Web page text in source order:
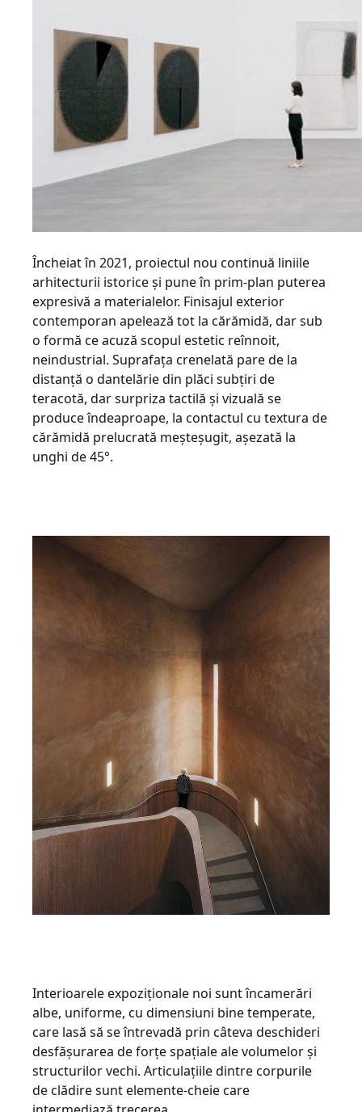
Încheiat în 2021, proiectul nou continuă liniile
arhitecturii istorice și pune în prim-plan puterea
expresivă a materialelor. Finisajul exterior
contemporan apelează tot la cărămidă, dar sub
o formă ce acuză scopul estetic reînnoit,
neindustrial. Suprafața crenelată pare de la
distanță o dantelărie din plăci subțiri de
teracotă, dar surpriza tactilă și vizuală se
produce îndeaproape, la contactul cu textura de
cărămidă prelucrată meșteșugit, așezată la
unghi de 45°.
Interioarele expoziționale noi sunt încamerări
albe, uniforme, cu dimensiuni bine temperate,
care lasă să se întrevadă prin câteva deschideri
desfășurarea de forțe spațiale ale volumelor și
structurilor vechi. Articulațiile dintre corpurile
de clădire sunt elemente-cheie care